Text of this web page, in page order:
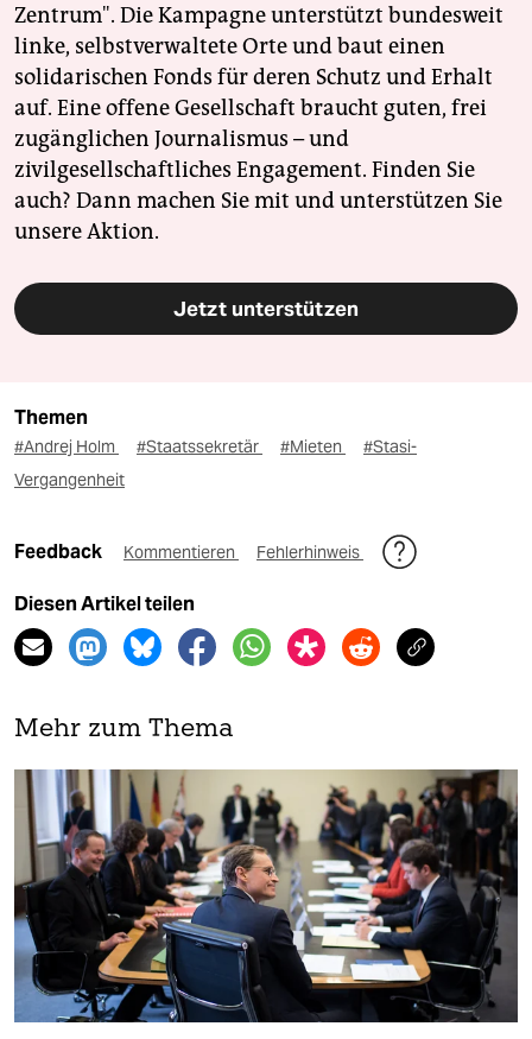
Zentrum". Die Kampagne unterstützt bundesweit
linke, selbstverwaltete Orte und baut einen
solidarischen Fonds für deren Schutz und Erhalt
auf. Eine offene Gesellschaft braucht guten, frei
zugänglichen Journalismus – und
zivilgesellschaftliches Engagement. Finden Sie
auch? Dann machen Sie mit und unterstützen Sie
unsere Aktion.
Jetzt unterstützen
Themen
#Andrej Holm #Staatssekretär #Mieten
#Stasi-
Vergangenheit
Feedback Kommentieren Fehlerhinweis
Diesen Artikel teilen
Mehr zum Thema